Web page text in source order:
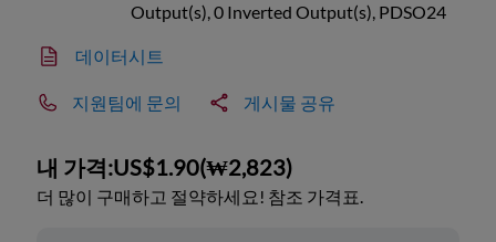
Output(s), 0 Inverted Output(s), PDSO24
데이터시트
지원팀에 문의 게시물 공유
내 가격:US$1.90(₩2,823)
더 많이 구매하고 절약하세요! 참조 가격표.